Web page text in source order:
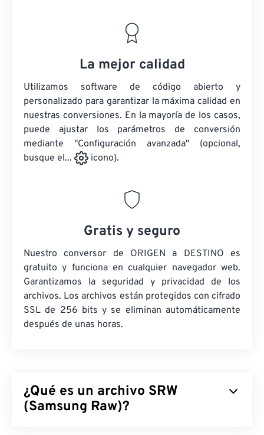
La mejor calidad
Utilizamos software de código abierto y
personalizado para garantizar la máxima calidad en
nuestras conversiones. En la mayoría de los casos,
puede ajustar los parámetros de conversión
mediante "Configuración avanzada" (opcional,
busque el...
icono).
Gratis y seguro
Nuestro conversor de ORIGEN a DESTINO es
gratuito y funciona en cualquier navegador web.
Garantizamos la seguridad y privacidad de los
archivos. Los archivos están protegidos con cifrado
SSL de 256 bits y se eliminan automáticamente
después de unas horas.
¿Qué es un archivo SRW
(Samsung Raw)?